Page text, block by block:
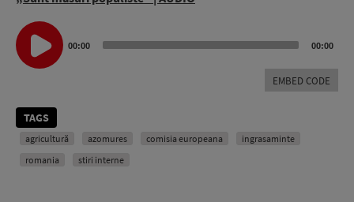
Audio
Player
00:00 00:00
EMBED CODE
TAGS
agricultură azomures comisia europeana
ingrasaminte
romania
stiri interne